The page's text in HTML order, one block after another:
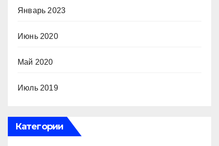
Январь 2023
Июнь 2020
Май 2020
Июль 2019
Категории